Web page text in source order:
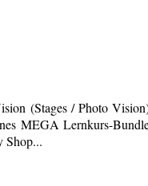
(Stages / Photo
MEGA Lernkurs-
Shop...